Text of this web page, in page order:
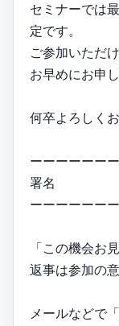
セミナーでは
定です。
ご参加いただ
お早めにお申
何卒よろしく
ーーーーーーー
署名
ーーーーーーー
「この機会お
返事は参加の
メールなどで